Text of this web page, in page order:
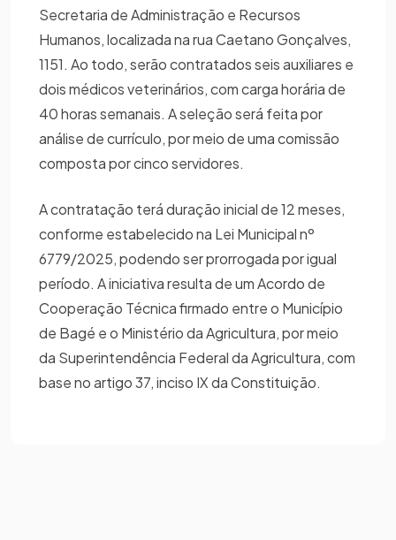
Secretaria de Administração e Recursos
Humanos, localizada na rua Caetano Gonçalves,
1151. Ao todo, serão contratados seis auxiliares e
dois médicos veterinários, com carga horária de
40 horas semanais. A seleção será feita por
análise de currículo, por meio de uma comissão
composta por cinco servidores.
A contratação terá duração inicial de 12 meses,
conforme estabelecido na Lei Municipal nº
6779/2025, podendo ser prorrogada por igual
período. A iniciativa resulta de um Acordo de
Cooperação Técnica firmado entre o Município
de Bagé e o Ministério da Agricultura, por meio
da Superintendência Federal da Agricultura, com
base no artigo 37, inciso IX da Constituição.